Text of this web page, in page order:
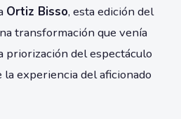
Ortiz Bisso, esta edición del
transformación que venía
priorización del espectáculo
experiencia del aficionado